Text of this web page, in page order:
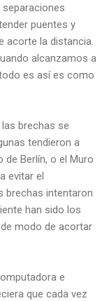
puentes y
acorte la distancia.
alcanzamos a
es así es como
brechas se
tendieron a
Berlín, o el Muro
evitar el
brechas intentaron
han sido los
modo de acortar
e
que cada vez